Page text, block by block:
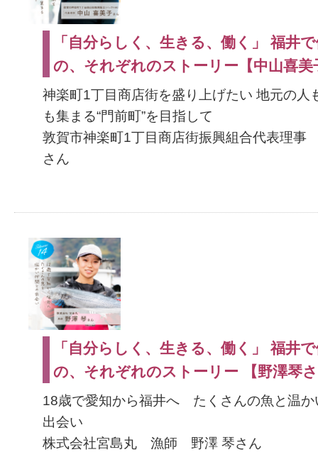
「自分らしく、生きる、働く」 福井
の、それぞれのストーリー【中山喜美
神楽町1丁目商店街を盛り上げたい 地元の人
も集まる“門前町”を目指して
敦賀市神楽町1丁目商店街振興組合代表理
さん
「自分らしく、生きる、働く」 福井
の、それぞれのストーリー 【野澤琴
18歳で愛知から福井へ たくさんの魚と温か
出会い
株式会社宮島丸 漁師 野澤 琴さん